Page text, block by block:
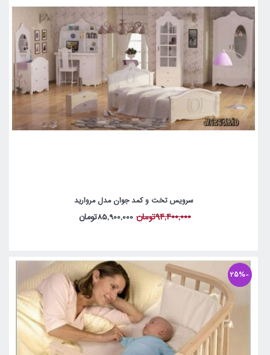
سرویس تخت و کمد جوان مدل مروارید
94,400,000تومان 85,900,000تومان
-25%